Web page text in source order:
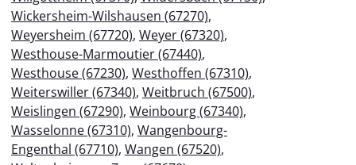
Wickersheim-Wilshausen (67270),
Weyersheim (67720), Weyer (67320),
Westhouse-Marmoutier (67440),
Westhouse (67230), Westhoffen (67310),
Weiterswiller (67340), Weitbruch (67500),
Weislingen (67290), Weinbourg (67340),
Wasselonne (67310), Wangenbourg-
Engenthal (67710), Wangen (67520),